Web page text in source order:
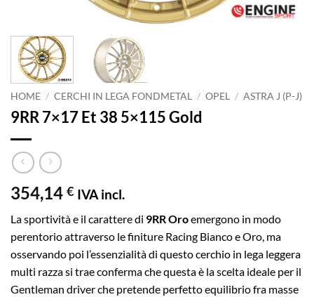
HOME / CERCHI IN LEGA FONDMETAL / OPEL / ASTRA J (P-J)
9RR 7×17 Et 38 5×115 Gold
354,14 € IVA incl.
La sportività e il carattere di 9RR Oroemergono in modo
perentorio attraverso le finiture Racing Bianco e Oro, ma
osservando poi l’essenzialità di questo cerchio in lega leggera
multi razza si trae conferma che questa è la scelta ideale per il
Gentleman driver che pretende perfetto equilibrio fra masse